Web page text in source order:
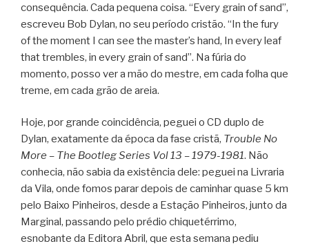
consequência. Cada pequena coisa. “Every grain of sand”,
escreveu Bob Dylan, no seu período cristão. “In the fury
of the moment I can see the master’s hand, In every leaf
that trembles, in every grain of sand”. Na fúria do
momento, posso ver a mão do mestre, em cada folha que
treme, em cada grão de areia.
Hoje, por grande coincidência, peguei o CD duplo de
Dylan, exatamente da época da fase cristã, Trouble No
More – The Bootleg Series Vol 13 – 1979-1981. Não
conhecia, não sabia da existência dele: peguei na Livraria
da Vila, onde fomos parar depois de caminhar quase 5 km
pelo Baixo Pinheiros, desde a Estação Pinheiros, junto da
Marginal, passando pelo prédio chiquetérrimo,
esnobante da Editora Abril, que esta semana pediu